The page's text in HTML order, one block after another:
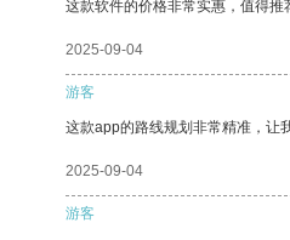
这款软件的价格非常实惠，值得推
2025-09-04
游客
这款app的路线规划非常精准，让
2025-09-04
游客